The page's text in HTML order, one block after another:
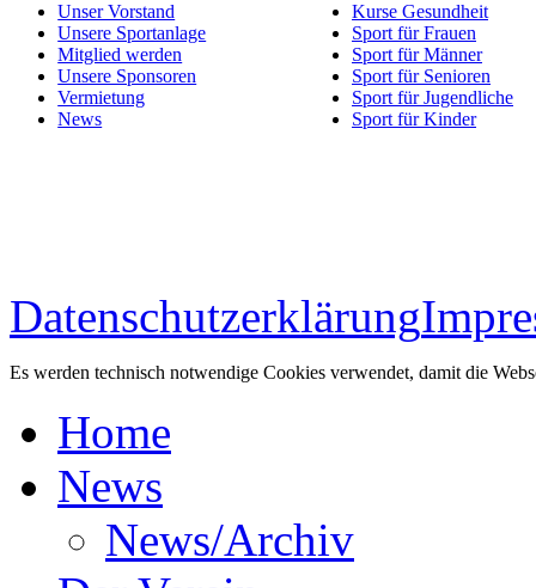
Unser Vorstand
Unsere Sportanlage
Mitglied werden
Unsere Sponsoren
Vermietung
News
Kurse Gesundheit
Sport für Frauen
Sport für Männer
Sport für Senioren
Sport für Jugendliche
Sport für Kinder
Datenschutzerklärung
Es werden technisch notwendige Cookies verwendet, damit die
Home
News
News/Archiv